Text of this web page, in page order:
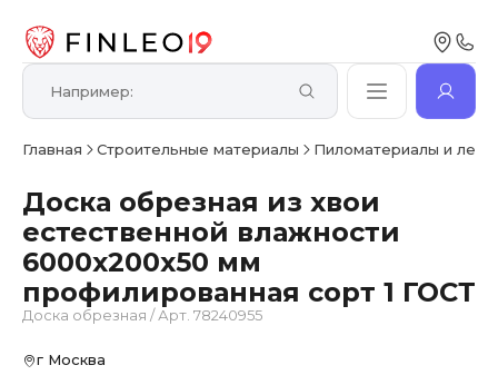
Главная Строительные материалы Пиломатериалы и
Доска обрезная из хвои
естественной влажности
6000х200х50 мм
профилированная сорт 1 ГОСТ
Доска обрезная /Арт. 78240955
г Москва